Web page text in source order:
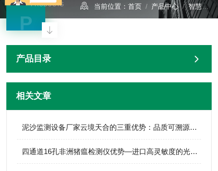
PRODUCTS
P
当前位置：首页 / 产品中心/智慧水文
产品目录
相关文章
泥沙监测设备厂家云境天合的三重优势：品质可溯源、价格很实惠、售后有保障
四通道16孔非洲猪瘟检测仪优势—进口高灵敏度的光电倍增管，检测灵敏度更高